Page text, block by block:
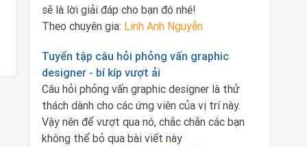
sẽ là lời giải đáp cho bạn đó nhé!
Theo chuyên gia: Linh Anh Nguyễn
Tuyển tập câu hỏi phỏng vấn graphic
designer - bí kíp vượt ải
Câu hỏi phỏng vấn graphic designer là thử
thách dành cho các ứng viên của vị trí này.
Vậy nên để vượt qua nó, chắc chắn các bạn
không thể bỏ qua bài viết này